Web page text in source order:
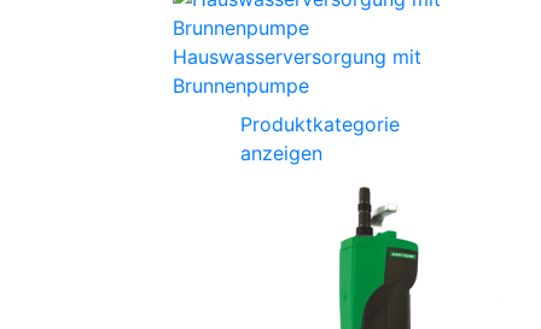
Hauswasserversorgung mit
Brunnenpumpe
Produktkategorie
anzeigen